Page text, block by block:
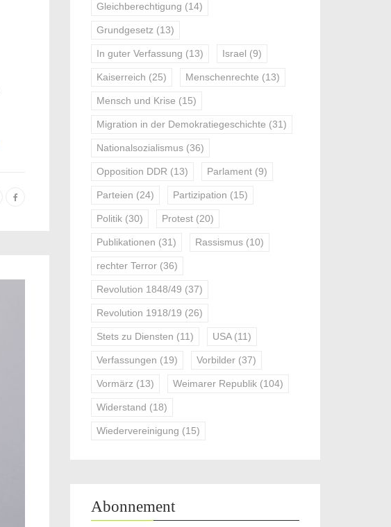
Gleichberechtigung (14)
Grundgesetz (13)
In guter Verfassung (13) Israel (9)
Kaiserreich (25) Menschenrechte (13)
Mensch und Krise (15)
Migration in der Demokratiegeschichte (31)
Nationalsozialismus (36)
Opposition DDR (13) Parlament (9)
Parteien (24) Partizipation (15)
Politik (30) Protest (20)
Publikationen (31) Rassismus (10)
rechter Terror (36)
Revolution 1848/49 (37)
Revolution 1918/19 (26)
Stets zu Diensten (11) USA(11)
Verfassungen (19) Vorbilder (37)
Vormärz (13) Weimarer Republik (104)
Widerstand (18)
Wiedervereinigung (15)
Abonnement